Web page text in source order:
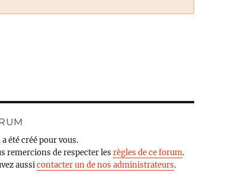
été créé pour vous.
remercions de respecter lesrègles de ce forum.
aussicontacter un de nos administrateurs.